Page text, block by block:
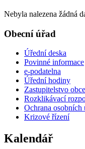
Nebyla nalezena žádná
Obecní úřad
Úřední deska
Povinné informace
e-podatelna
Úřední hodiny
Zastupitelstvo obce
Rozklikávací
Ochrana osobních
Krizové řízení
Kalendář